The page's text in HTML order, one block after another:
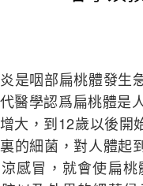
是咽部扁桃體發生
醫學認爲扁桃體是
大，到12歲以後開
的細菌，對人體起
感冒，就會使扁